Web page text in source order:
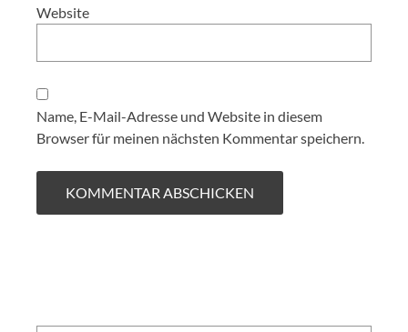
Website
Name, E-Mail-Adresse und Website in diesem
Browser für meinen nächsten Kommentar speichern.